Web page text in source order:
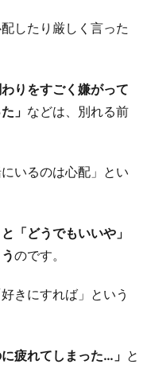
したり厳しく言った
りをすごく嫌がって
」 などは、別れる前
いるのは心配」とい
「どうでもいいや」
のです。
きにすれば」という
疲れてしまった…」 と